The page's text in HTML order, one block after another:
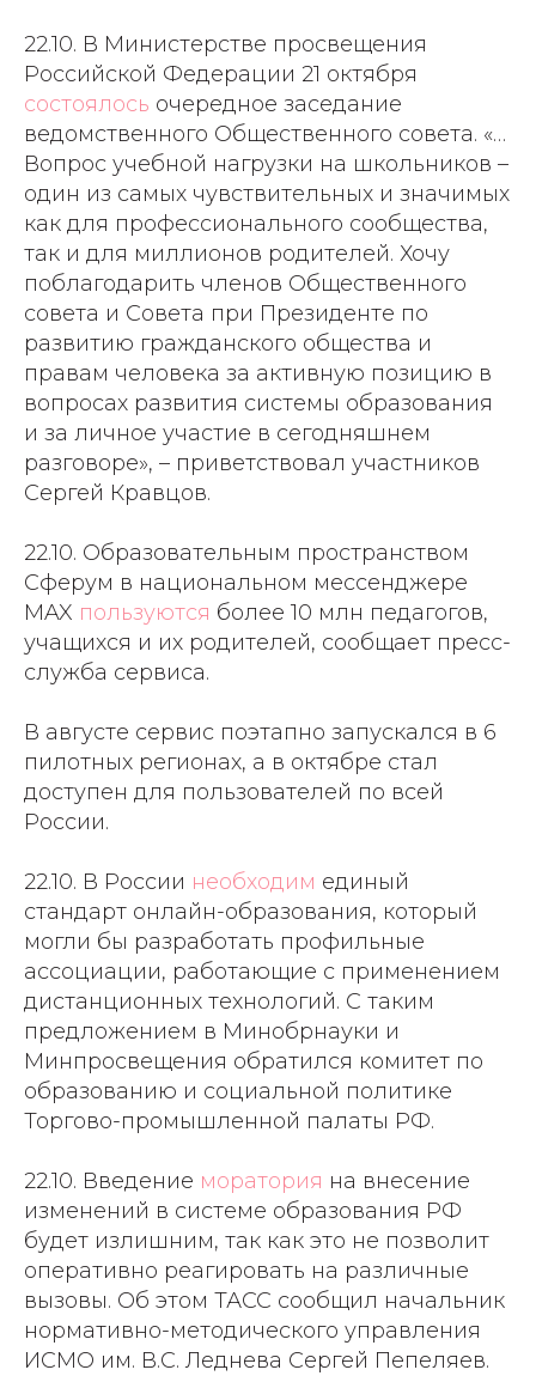
22.10. В Министерстве просвещения
Российской Федерации 21 октября
состоялось очередное заседание
ведомственного Общественного совета. «…
Вопрос учебной нагрузки на школьников –
один из самых чувствительных и значимых
как для профессионального сообщества,
так и для миллионов родителей. Хочу
поблагодарить членов Общественного
совета и Совета при Президенте по
развитию гражданского общества и
правам человека за активную позицию в
вопросах развития системы образования
и за личное участие в сегодняшнем
разговоре», – приветствовал участников
Сергей Кравцов.
22.10. Образовательным пространством
Сферум в национальном мессенджере
MAX пользуются более 10 млн педагогов,
учащихся и их родителей, сообщает пресс-
служба сервиса.
В августе сервис поэтапно запускался в 6
пилотных регионах, а в октябре стал
доступен для пользователей по всей
России.
22.10. В России необходим единый
стандарт онлайн-образования, который
могли бы разработать профильные
ассоциации, работающие с применением
дистанционных технологий. С таким
предложением в Минобрнауки и
Минпросвещения обратился комитет по
образованию и социальной политике
Торгово-промышленной палаты РФ.
22.10. Введение моратория на внесение
изменений в системе образования РФ
будет излишним, так как это не позволит
оперативно реагировать на различные
вызовы. Об этом ТАСС сообщил начальник
нормативно-методического управления
ИСМО им. В.С. Леднева Сергей Пепеляев.